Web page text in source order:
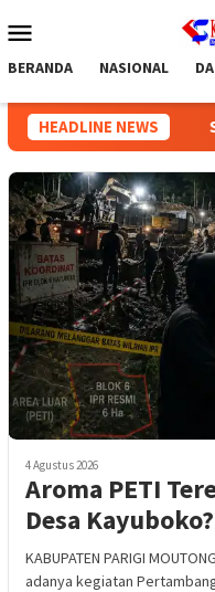
ke
Mobile
BERANDA NASIONAL
HEADLINE NEWS
Dekat Sutoyo
4 Agustus 2026
Aroma PETI
Desa Kayuboko?
KABUPATEN PARIGI
adanya kegiatan